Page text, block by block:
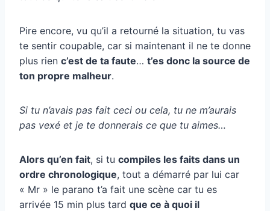
Pire encore, vu qu’il a retourné la situation, tu vas
te sentir coupable, car si maintenant il ne te donne
plus rien c’est de ta faute… t’es donc la source de
ton propre malheur.
Si tu n’avais pas fait ceci ou cela, tu ne m’aurais
pas vexé et je te donnerais ce que tu aimes…
Alors qu’en fait, si tu compiles les faits dans un
ordre chronologique, tout a démarré par lui car
« Mr » le parano t’a fait une scène car tu es
arrivée 15 min plus tard que ce à quoi il